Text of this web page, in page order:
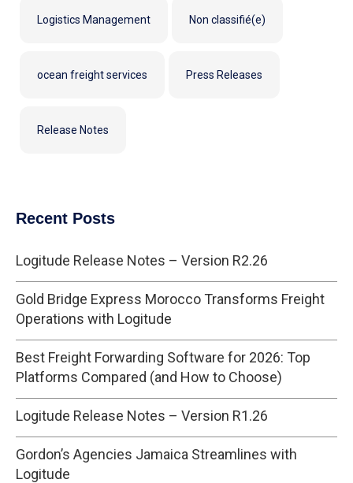
Logistics Management Non classifié(e)
ocean freight services Press Releases
Release Notes
Recent Posts
Logitude Release Notes – Version R2.26
Gold Bridge Express Morocco Transforms Freight
Operations with Logitude
Best Freight Forwarding Software for 2026: Top
Platforms Compared (and How to Choose)
Logitude Release Notes – Version R1.26
Gordon’s Agencies Jamaica Streamlines with
Logitude